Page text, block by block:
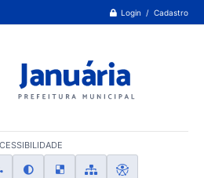
Login / Cadastro